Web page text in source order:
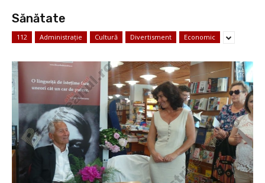
Sănătate
112 Administrație Cultură Divertisment Economic